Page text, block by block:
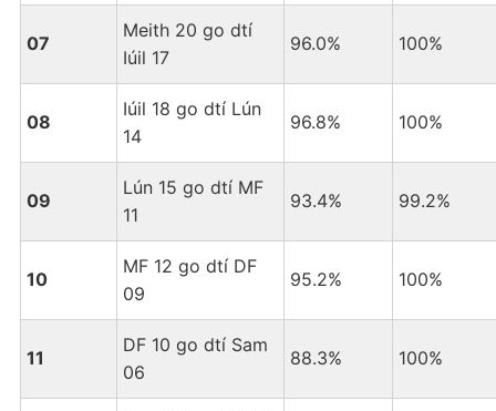
07
Meith 20 go dtí
Iúil 17
96.0% 100%
08
Iúil 18 go dtí Lún
14
96.8% 100%
09
Lún 15 go dtí MF
11
93.4% 99.2%
10
MF 12 go dtí DF
09
95.2% 100%
11
DF 10 go dtí Sam
06
88.3% 100%